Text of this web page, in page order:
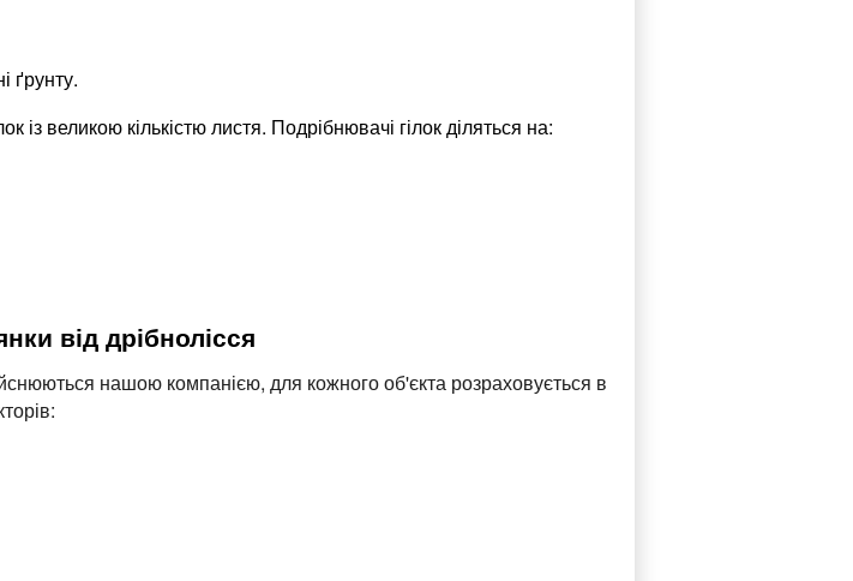
ґрунту.
із великою кількістю листя. Подрібнювачі гілок діляться на:
від дрібнолісся
нашою компанією, для кожного об'єкта розраховується в